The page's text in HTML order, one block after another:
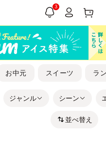
3
お中元 スイーツ ラ
ジャンル シーン
並べ替え